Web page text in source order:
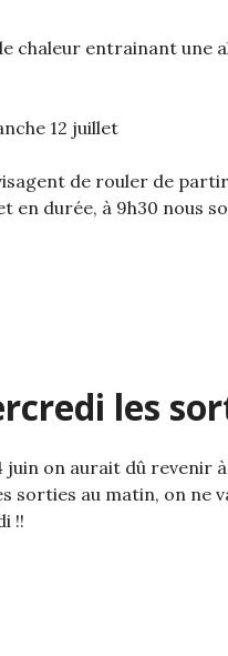
chaleur entrainant une
12 juillet
de rouler de
durée, à 9h30 nous
les
on aurait dû revenir
sorties au matin, on ne
!!